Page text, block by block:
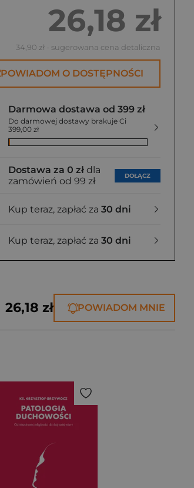
26,18 zł
34,90 zł - sugerowana cena detaliczna
POWIADOM O DOSTĘPNOŚCI
Darmowa dostawa od 399 zł
Do darmowej dostawy brakuje Ci
399,00 zł
Dostawa za 0 zł dla
zamówień od 99 zł
DOŁĄCZ
Kup teraz, zapłać za 30 dni
Kup teraz, zapłać za 30 dni
26,18 zł POWIADOM MNIE